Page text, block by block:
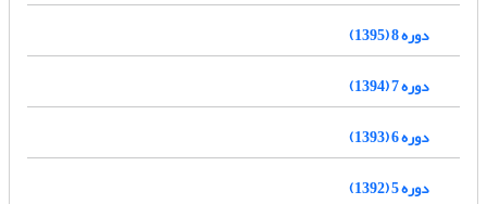
دوره 8 (1395)
دوره 7 (1394)
دوره 6 (1393)
دوره 5 (1392)